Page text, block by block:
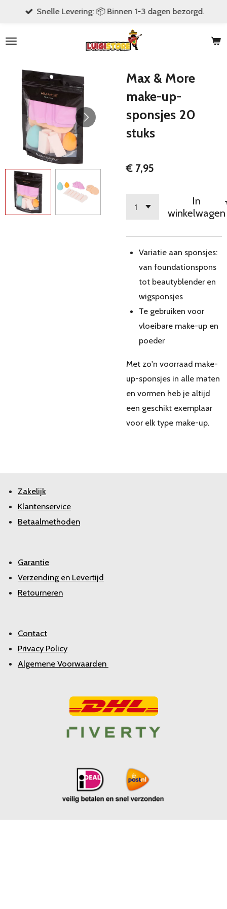
naar
hoofdinhoud
Snelle Levering: 📦 Binnen 1-3 dagen bezorgd.
Max & More
make-up-
sponsjes 20
stuks
€ 7,95
In
winkelwagen
Variatie aan sponsjes:
van foundationspons
tot beautyblender en
wigsponsjes
Te gebruiken voor
vloeibare make-up en
poeder
Met zo'n voorraad make-
up-sponsjes in alle maten
en vormen heb je altijd
een geschikt exemplaar
voor elk type make-up.
Zakelijk
Klantenservice
Betaalmethoden
Garantie
Verzending en Levertijd
Retourneren
Contact
Privacy Policy
Algemene Voorwaarden